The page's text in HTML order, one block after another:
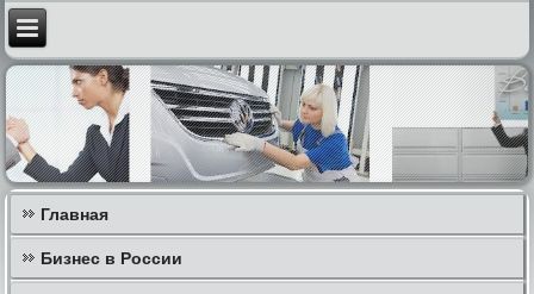
Главная
Бизнес в России